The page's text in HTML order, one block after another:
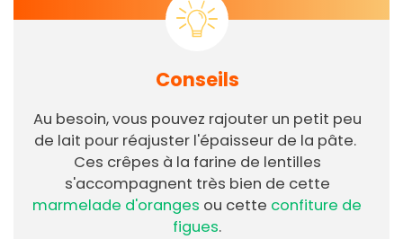
Conseils
Au besoin, vous pouvez rajouter un petit peu
de lait pour réajuster l'épaisseur de la pâte.
Ces crêpes à la farine de lentilles
s'accompagnent très bien de cette
marmelade d'oranges ou cette confiture de
figues.